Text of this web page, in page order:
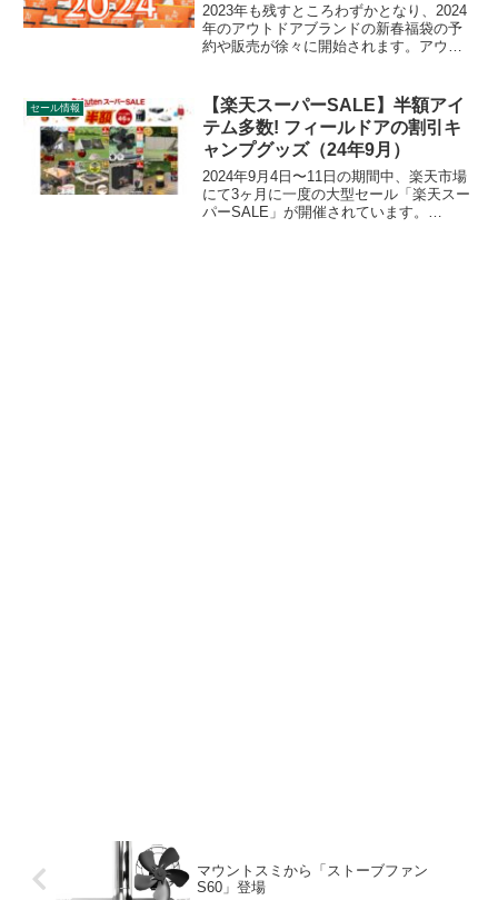
2023年も残すところわずかとなり、2024
年のアウトドアブランドの新春福袋の予
約や販売が徐々に開始されます。アウト
約が2023年11月23日から始まっていま
す。詳細をレビューします。
セール情報
【楽天スーパーSALE】半額アイ
テム多数! フィールドアの割引キ
ャンプグッズ（24年9月）
2024年9月4日〜11日の期間中、楽天市場
にて3ヶ月に一度の大型セール「楽天スー
パーSALE」が開催されています。
マウントスミから「ストーブファン
S60」登場